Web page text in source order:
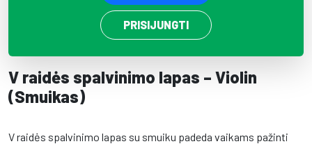
PRISIJUNGTI
V raidės spalvinimo lapas – Violin
(Smuikas)
V raidės spalvinimo lapas su smuiku padeda vaikams pažinti